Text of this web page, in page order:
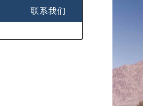
联系我们